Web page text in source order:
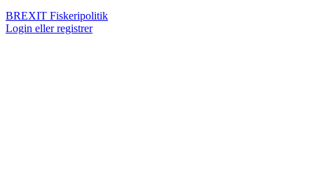
BREXIT Fiskeripolitik
Login eller registrer